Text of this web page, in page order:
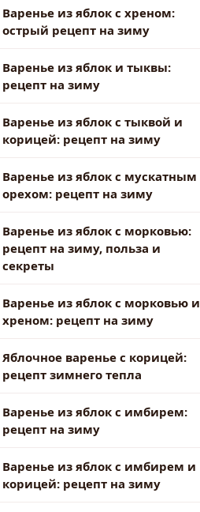
Варенье из яблок с хреном:
острый рецепт на зиму
Варенье из яблок и тыквы:
рецепт на зиму
Варенье из яблок с тыквой и
корицей: рецепт на зиму
Варенье из яблок с мускатным
орехом: рецепт на зиму
Варенье из яблок с морковью:
рецепт на зиму, польза и
секреты
Варенье из яблок с морковью и
хреном: рецепт на зиму
Яблочное варенье с корицей:
рецепт зимнего тепла
Варенье из яблок с имбирем:
рецепт на зиму
Варенье из яблок с имбирем и
корицей: рецепт на зиму